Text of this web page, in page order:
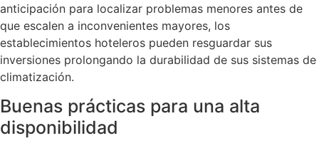
anticipación para localizar problemas menores antes de
que escalen a inconvenientes mayores, los
establecimientos hoteleros pueden resguardar sus
inversiones prolongando la durabilidad de sus sistemas de
climatización.
Buenas prácticas para una alta
disponibilidad